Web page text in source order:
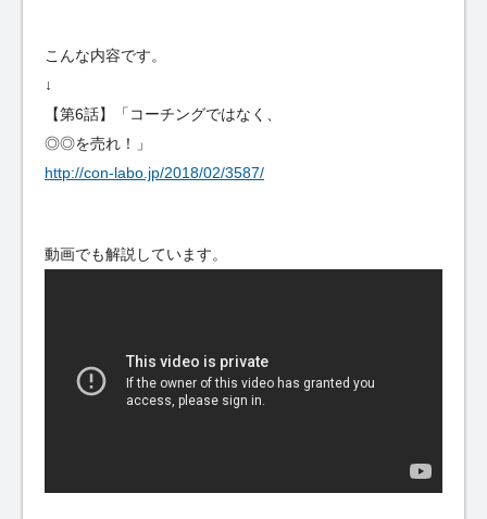
こんな内容です。
↓
【第6話】「コーチングではなく、
◎◎を売れ！」
http://con-labo.jp/2018/02/3587/
動画でも解説しています。